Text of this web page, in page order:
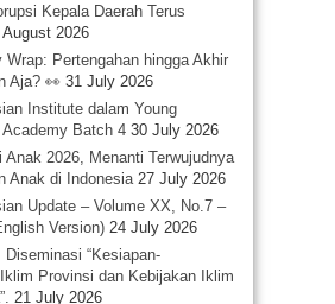
Kepala Daerah Terus
August 2026
Pertengahan hingga Akhir
Aja? 👀 31 July 2026
Institute dalam Young
Academy Batch 4 30 July 2026
Anak 2026, Menanti Terwujudnya
Anak di Indonesia 27 July 2026
Update – Volume XX, No.7 –
Version) 24 July 2026
Diseminasi “Kesiapan-
Provinsi dan Kebijakan Iklim
21 July 2026